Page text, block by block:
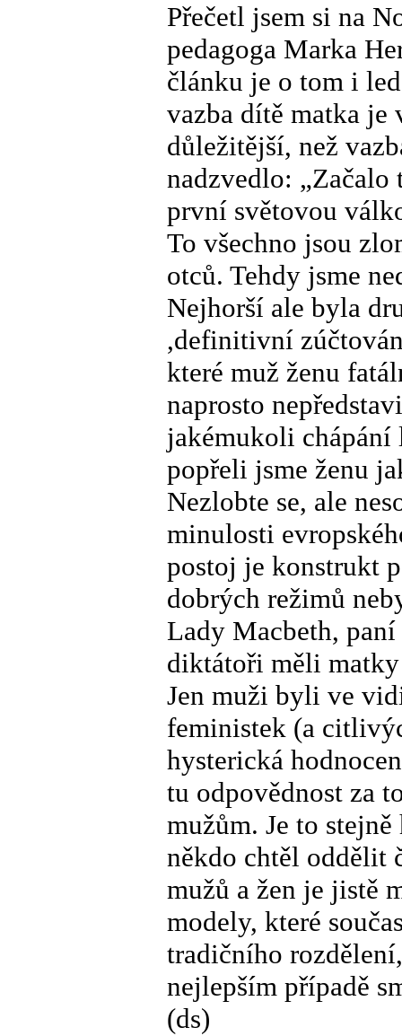
Přečetl jsem si na
pedagoga Marka
článku je o tom i
vazba dítě matka je
důležitější, než
nadzvedlo:
první světovou
To všechno jsou
otců. Tehdy jsme
Nejhorší ale byla
,definitivní
které muž ženu
naprosto
jakémukoli
popřeli jsme ženu
Nezlobte se, ale
minulosti
postoj je konstrukt
dobrých režimů
Lady Macbeth,
diktátoři měli
Jen muži byli ve
feministek (a
hysterická
tu odpovědnost za
mužům. Je to
někdo chtěl oddělit
mužů a žen je jistě
modely, které
tradičního
nejlepším případě
(ds)